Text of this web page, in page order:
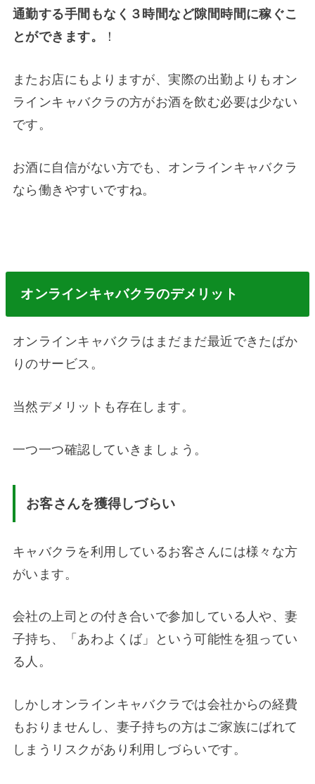
通勤する手間もなく３時間など隙間時間に稼ぐこ
とができます。
！
またお店にもよりますが、実際の出勤よりもオン
ラインキャバクラの方がお酒を飲む必要は少ない
です。
お酒に自信がない方でも、オンラインキャバクラ
なら働きやすいですね。
オンラインキャバクラのデメリット
オンラインキャバクラはまだまだ最近できたばか
りのサービス。
当然デメリットも存在します。
一つ一つ確認していきましょう。
お客さんを獲得しづらい
キャバクラを利用しているお客さんには様々な方
がいます。
会社の上司との付き合いで参加している人や、妻
子持ち、「あわよくば」という可能性を狙ってい
る人。
しかしオンラインキャバクラでは会社からの経費
もおりませんし、妻子持ちの方はご家族にばれて
しまうリスクがあり利用しづらいです。